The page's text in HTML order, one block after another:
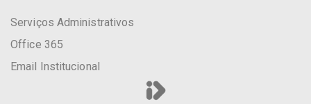
Serviços Administrativos
Office 365
Email Institucional